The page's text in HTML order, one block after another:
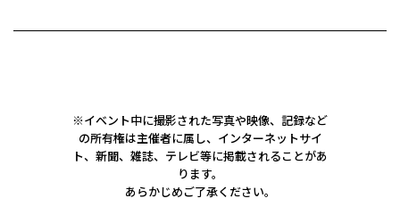
※イベント中に撮影された写真や映像、記録など
の所有権は主催者に属し、 インターネットサイ
ト、新聞、雑誌、テレビ等に掲載されることがあ
ります。
あらかじめご了承ください。